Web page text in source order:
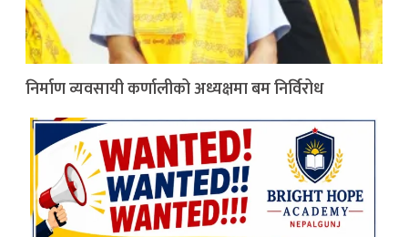
निर्माण व्यवसायी कर्णालीको अध्यक्षमा बम निर्विरोध